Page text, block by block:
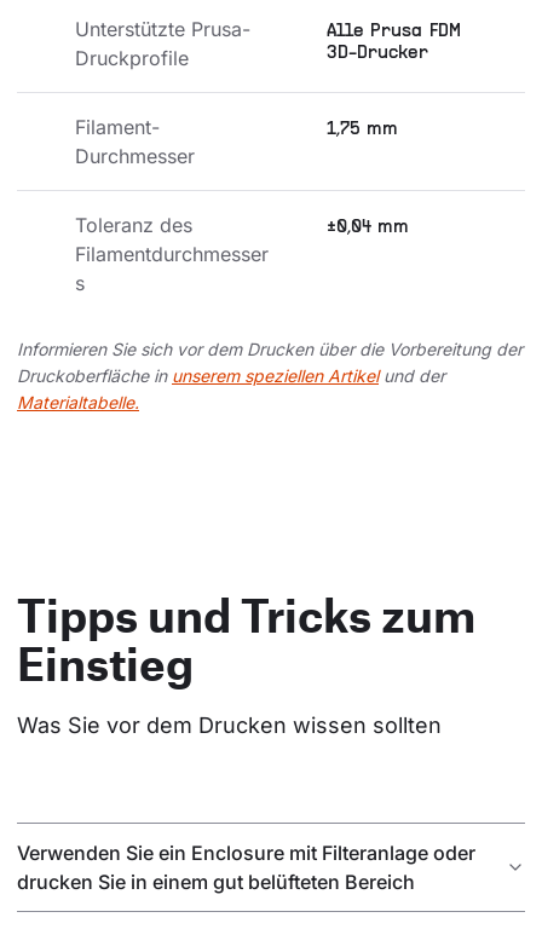
Unterstützte Prusa-
Druckprofile
Alle Prusa FDM
3D-Drucker
Filament-
Durchmesser
1,75 mm
Toleranz des
Filamentdurchmesser
s
±0,04 mm
Informieren Sie sich vor dem Drucken über die Vorbereitung der
Druckoberfläche in unserem speziellen Artikelund der
Materialtabelle.
Tipps und Tricks zum
Einstieg
Was Sie vor dem Drucken wissen sollten
Verwenden Sie ein Enclosure mit Filteranlage oder
drucken Sie in einem gut belüfteten Bereich